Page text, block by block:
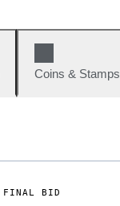
Coins & Stamps
FINAL BID